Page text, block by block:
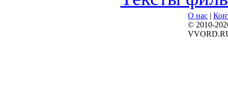
О нас |
© 2010-